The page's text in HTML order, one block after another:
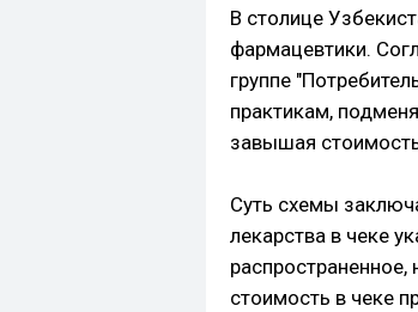
В столице
фармацевтики.
группе
практикам,
завышая
Суть схемы
лекарства в чеке
распространенное,
стоимость в чеке